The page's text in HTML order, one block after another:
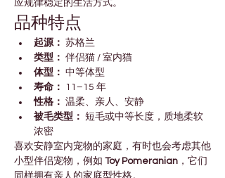
应规律稳定的生活方式。
品种特点
起源：
苏格兰
类型： 伴侣猫 / 室内猫
体型： 中等体型
寿命：
11–15 年
性格： 温柔、亲人、安静
被毛类型： 短毛或中等长度，质地柔软
浓密
喜欢安静室内宠物的家庭，有时也会考虑其他
小型伴侣宠物，例如 Toy Pomeranian ，它们